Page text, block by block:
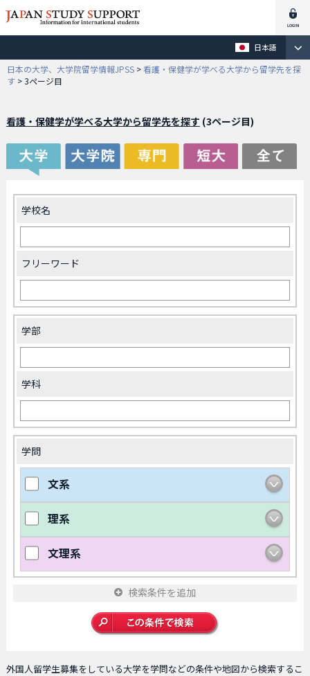
日本語
日本の大学、大学院留学情報JPSS >看護・保健学が学べる大学から留学先を探
す >3ページ目
看護・保健学が学べる大学から留学先を探す (3ページ目)
学校名
フリーワード
学部
学科
学問
文系
理系
文理系
検索条件を追加
外国人留学生募集をしている大学を学問などの条件や地図から検索するこ